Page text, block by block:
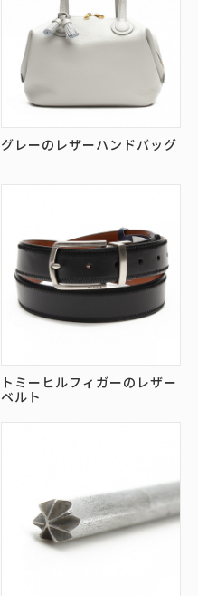
グレーのレザーハンドバッグ
トミーヒルフィガーのレザー
ベルト